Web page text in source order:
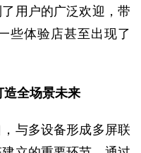
用户的广泛欢迎，带
些体验店甚至出现了
造全场景未来
与多设备形成多屏联